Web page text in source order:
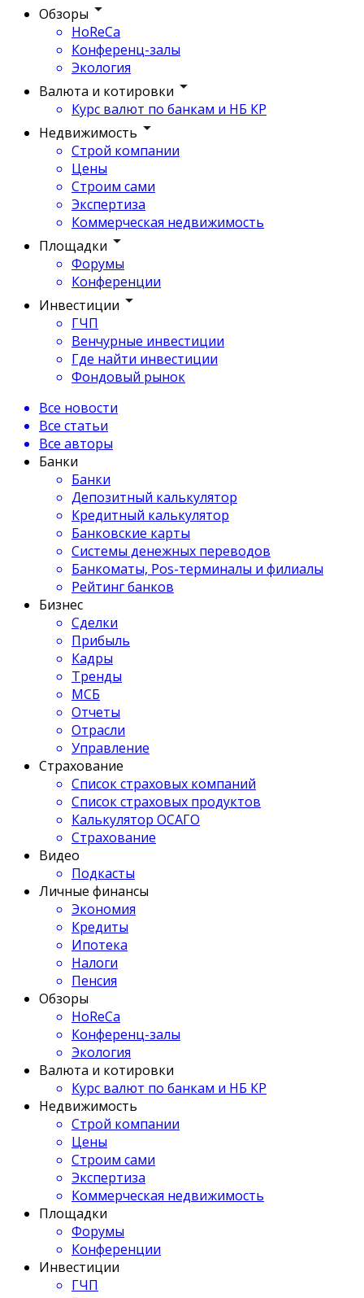
Обзоры
HoReCa
Конференц-залы
Экология
Валюта и котировки
Курс валют по банкам и НБ КР
Недвижимость
Строй компании
Цены
Строим сами
Экспертиза
Коммерческая недвижимость
Площадки
Форумы
Конференции
Инвестиции
ГЧП
Венчурные инвестиции
Где найти инвестиции
Фондовый рынок
Все новости
Все статьи
Все авторы
Банки
Банки
Депозитный калькулятор
Кредитный калькулятор
Банковские карты
Системы денежных переводов
Банкоматы, Pos-терминалы и филиалы
Рейтинг банков
Бизнес
Сделки
Прибыль
Кадры
Тренды
МСБ
Отчеты
Отрасли
Управление
Страхование
Список страховых компаний
Список страховых продуктов
Калькулятор ОСАГО
Страхование
Видео
Подкасты
Личные финансы
Экономия
Кредиты
Ипотека
Налоги
Пенсия
Обзоры
HoReCa
Конференц-залы
Экология
Валюта и котировки
Курс валют по банкам и НБ КР
Недвижимость
Строй компании
Цены
Строим сами
Экспертиза
Коммерческая недвижимость
Площадки
Форумы
Конференции
Инвестиции
ГЧП